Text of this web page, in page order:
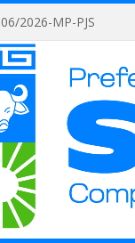
2026-MP-PJS